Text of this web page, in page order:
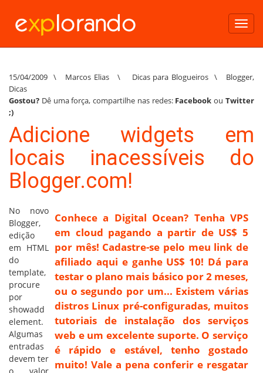
15/04/2009 \ Marcos Elias\ Dicas para Blogueiros \ Blogger,
Dicas
Gostou? Dê uma força, compartilhe nas redes: Facebook ouTwitter
;)
Adicione widgets em
locais inacessíveis do
Blogger.com!
Conhece a Digital Ocean? Tenha VPS
em cloud pagando a partir de US$ 5
por mês! Cadastre-se pelo meu link de
afiliado aqui e ganhe US$ 10! Dá para
testar o plano mais básico por 2 meses,
ou o segundo por um... Existem várias
distros Linux pré-configuradas, muitos
tutoriais de instalação dos serviços
web e um excelente suporte. O serviço
é rápido e estável, tenho gostado
muito! Vale a pena conferir e resgatar
No novo
Blogger,
edição
em HTML
do
template,
procure
por
showadd
element.
Algumas
entradas
devem ter